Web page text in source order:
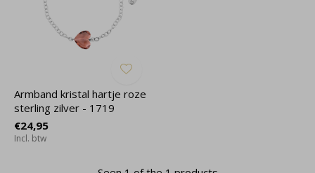
Armband kristal hartje roze
sterling zilver - 1719
€24,95
Incl. btw